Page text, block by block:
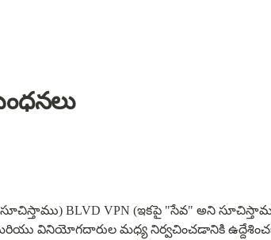
BLVD VPN (ఇకపై "సేవ" అని
వినియోగదారుల మధ్య నిర్వచించడానికి